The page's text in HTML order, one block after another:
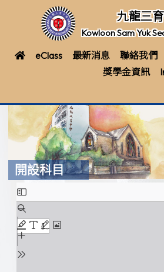
九龍三
Kowloon Sam Yuk
eClass 最新消息 聯絡我們
獎學金資訊
開設科目